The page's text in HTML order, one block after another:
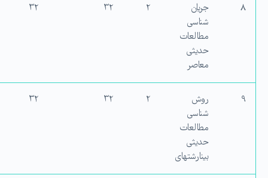
۸
جریان
شناسی
مطالعات
حدیثی
معاصر
۲ ۳۲ ۳۲
۹
روش
شناسی
مطالعات
حدیثی
بینارشته‏ای
۲ ۳۲ ۳۲